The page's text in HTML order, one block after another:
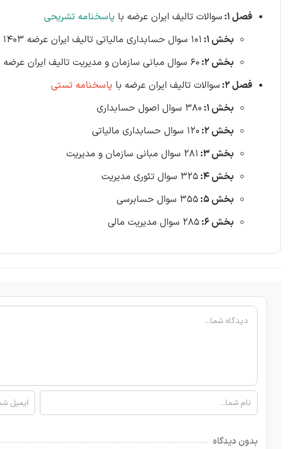
فصل 1: سوالات تالیف ایران عرضه با پاسخنامه تشریحی
بخش 1:
101 سوال حسابداری مالیاتی تالیف ایران عرضه 1403
بخش 2:
60 سوال مبانی سازمان و مدیریت تالیف ایران عرضه 1403
فصل 2:
سوالات تالیف ایران عرضه با پاسخنامه تستی
بخش 1:
380 سوال اصول حسابداری
بخش 2:
120 سوال حسابداری مالیاتی
بخش 3:
281 سوال مبانی سازمان و مدیریت
بخش 4:
325 سوال تئوری مدیریت
بخش 5:
355 سوال حسابرسی
بخش 6:
285 سوال مدیریت مالی
بدون دیدگاه